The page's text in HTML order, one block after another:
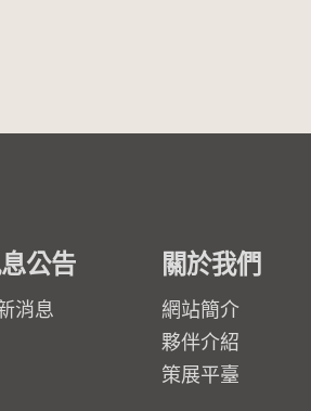
公告
消息
關於我們
網站簡介
夥伴介紹
策展平臺